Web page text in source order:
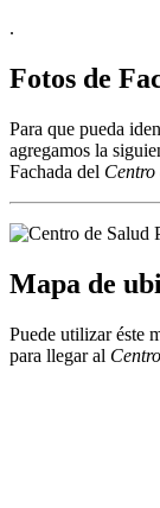
.
Fotos de
Para que pueda
agregamos la
Fachada del
Mapa de
Puede utilizar éste
para llegar al